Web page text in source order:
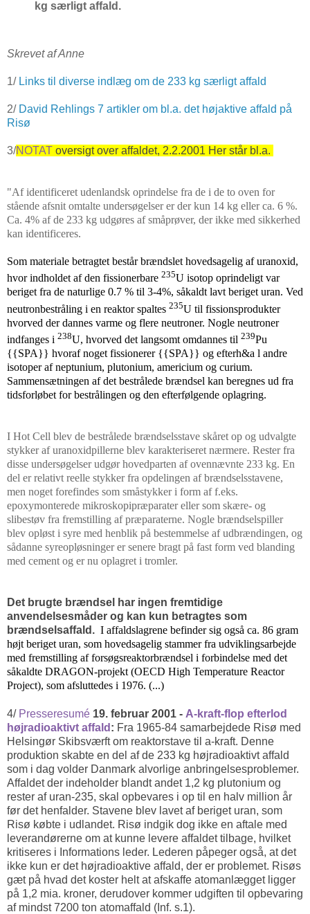
kg særligt affald.
Skrevet af Anne
1/ Links til diverse indlæg om de 233 kg særligt affald
2/ David Rehlings 7 artikler om bl.a. det højaktive affald på
Risø
3/NOTAT oversigt over affaldet, 2.2.2001 Her står bl.a.
"Af identificeret udenlandsk oprindelse fra de i de to oven for
stående afsnit omtalte undersøgelser er der kun 14 kg eller ca. 6 %.
Ca. 4% af de 233 kg udgøres af småprøver, der ikke med sikkerhed
kan identificeres.
Som materiale betragtet består brændslet hovedsagelig af uranoxid,
hvor indholdet af den fissionerbare 235U isotop oprindeligt var
beriget fra de naturlige 0.7 % til 3-4%, såkaldt lavt beriget uran. Ved
neutronbestråling i en reaktor spaltes 235U til fissionsprodukter
hvorved der dannes varme og flere neutroner. Nogle neutroner
indfanges i 238U, hvorved det langsomt omdannes til 239Pu
{{SPA}} hvoraf noget fissionerer {{SPA}} og efterh&a l andre
isotoper af neptunium, plutonium, americium og curium.
Sammensætningen af det bestrålede brændsel kan beregnes ud fra
tidsforløbet for bestrålingen og den efterfølgende oplagring.
I Hot Cell blev de bestrålede brændselsstave skåret op og udvalgte
stykker af uranoxidpillerne blev karakteriseret nærmere. Rester fra
disse undersøgelser udgør hovedparten af ovennævnte 233 kg. En
del er relativt reelle stykker fra opdelingen af brændselsstavene,
men noget forefindes som småstykker i form af f.eks.
epoxymonterede mikroskopipræparater eller som skære- og
slibestøv fra fremstilling af præparaterne. Nogle brændselspiller
blev opløst i syre med henblik på bestemmelse af udbrændingen, og
sådanne syreopløsninger er senere bragt på fast form ved blanding
med cement og er nu oplagret i tromler.
Det brugte brændsel har ingen fremtidige
anvendelsesmåder og kan kun betragtes som
brændselsaffald. I affaldslagrene befinder sig også ca. 86 gram
højt beriget uran, som hovedsagelig stammer fra udviklingsarbejde
med fremstilling af forsøgsreaktorbrændsel i forbindelse med det
såkaldte DRAGON-projekt (OECD High Temperature Reactor
Project), som afsluttedes i 1976. (...)
4/ Presseresumé 19. februar 2001 - A-kraft-flop efterlod
højradioaktivt affald : Fra 1965-84 samarbejdede Risø med
Helsingør Skibsværft om reaktorstave til a-kraft. Denne
produktion skabte en del af de 233 kg højradioaktivt affald
som i dag volder Danmark alvorlige anbringelsesproblemer.
Affaldet der indeholder blandt andet 1,2 kg plutonium og
rester af uran-235, skal opbevares i op til en halv million år
før det henfalder. Stavene blev lavet af beriget uran, som
Risø købte i udlandet. Risø indgik dog ikke en aftale med
leverandørerne om at kunne levere affaldet tilbage, hvilket
kritiseres i Informations leder. Lederen påpeger også, at det
ikke kun er det højradioaktive affald, der er problemet. Risøs
gæt på hvad det koster helt at afskaffe atomanlægget ligger
på 1,2 mia. kroner, derudover kommer udgiften til opbevaring
af mindst 7200 ton atomaffald (Inf. s.1).